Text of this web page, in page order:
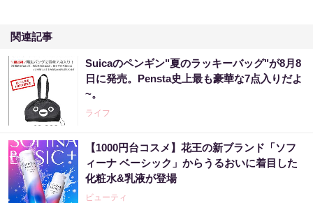
関連記事
Suicaのペンギン"夏のラッキーバッグ"が8月8
日に発売。Pensta史上最も豪華な7点入りだよ
~。
ライフ
【1000円台コスメ】花王の新ブランド「ソフ
ィーナ ベーシック」からうるおいに着目した
化粧水&乳液が登場
ビューティ